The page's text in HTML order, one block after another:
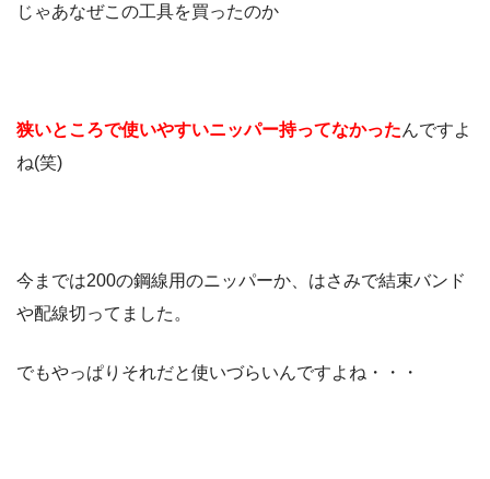
じゃあなぜこの工具を買ったのか
狭いところで使いやすいニッパー持ってなかったんですよ
ね(笑)
今までは200の鋼線用のニッパーか、はさみで結束バンド
や配線切ってました。
でもやっぱりそれだと使いづらいんですよね・・・